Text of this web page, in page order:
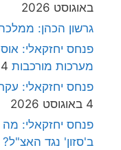
באוגוסט 2026
גרשון הכהן:
פנחס יחזקאלי:
מערכות מורכבות 4 באוגוסט 2026
פנחס יחזקאלי:
4 באוגוסט 2026
פנחס יחזקאלי: מה
ב'סזון' נגד האצ"ל?